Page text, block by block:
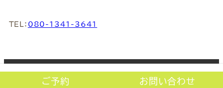
TEL： 080-1341-3641
ご予約 お問い合わせ